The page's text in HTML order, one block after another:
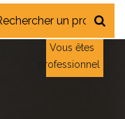
Vous êtes
professionnel